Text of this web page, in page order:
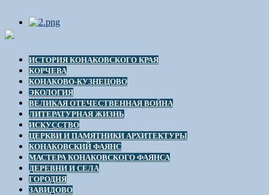
ИСТОРИЯ КОНАКОВСКОГО КРАЯ
КОРЧЕВА
КОНАКОВО-КУЗНЕЦОВО
ЭКОЛОГИЯ
ВЕЛИКАЯ ОТЕЧЕСТВЕННАЯ ВОЙНА
ЛИТЕРАТУРНАЯ ЖИЗНЬ
ИСКУССТВО
ЦЕРКВИ И ПАМЯТНИКИ АРХИТЕКТУРЫ
КОНАКОВСКИЙ ФАЯНС
МАСТЕРА КОНАКОВСКОГО ФАЯНСА
ДЕРЕВНИ И СЕЛА
ГОРОДНЯ
ЗАВИДОВО